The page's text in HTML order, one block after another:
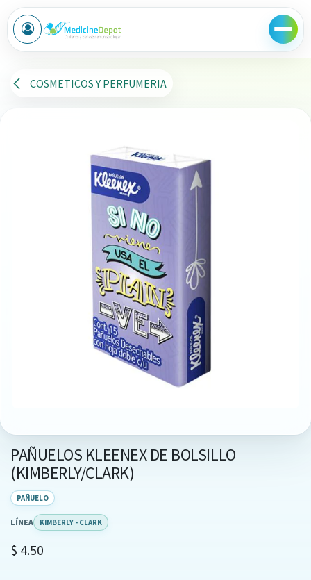
Ir al contenido
COSMETICOS Y PERFUMERIA
PAÑUELOS KLEENEX DE BOLSILLO
(KIMBERLY/CLARK)
PAÑUELO
LÍNEA KIMBERLY - CLARK
$ 4.50